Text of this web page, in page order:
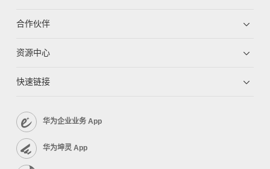
合作伙伴
资源中心
快速链接
华为企业业务 App
华为坤灵 App